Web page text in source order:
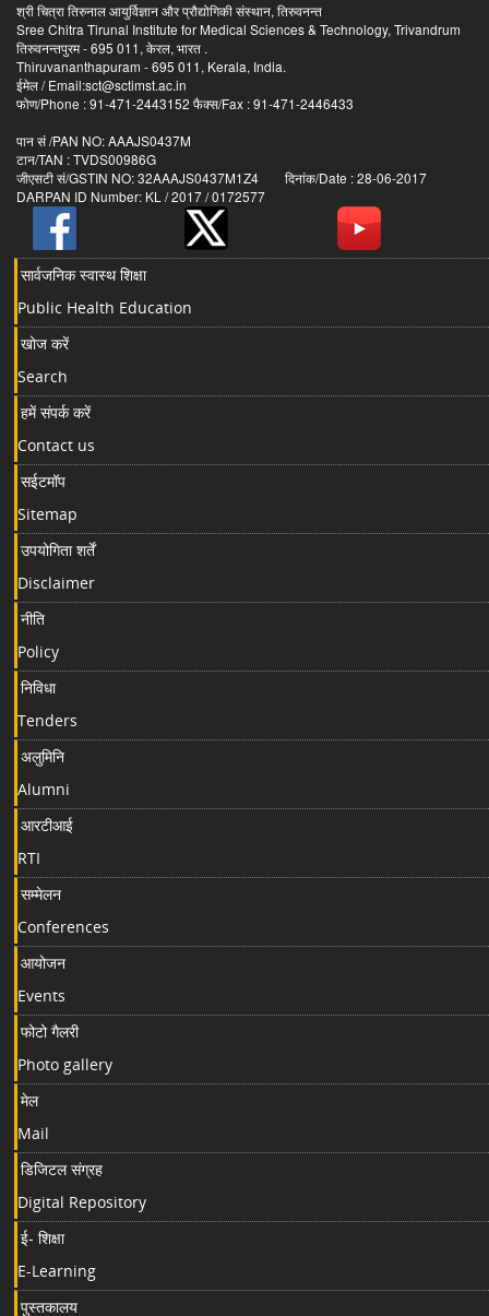
श्री चित्रा तिरुनाल आयुर्विज्ञान और प्रौद्योगिकी संस्थान, तिरुवनन्त
Sree Chitra Tirunal Institute for Medical Sciences & Technology, Trivandrum
तिरुवनन्तपुरम - 695 011, केरल, भारत .
Thiruvananthapuram - 695 011, Kerala, India.
ईमेल / Email:sct@sctimst.ac.in
फोण/Phone : 91-471-2443152 फैक्स/Fax : 91-471-2446433
पान सं /PAN NO: AAAJS0437M
टान/TAN : TVDS00986G
जीएसटी सं/GSTIN NO: 32AAAJS0437M1Z4 दिनांक/Date : 28-06-2017
DARPAN ID Number: KL / 2017 / 0172577
सार्वजनिक स्वास्थ शिक्षा
Public Health Education
खोज करें
Search
हमें संपर्क करें
Contact us
सईटमॉप
Sitemap
उपयोगिता शर्तें
Disclaimer
नीति
Policy
निविधा
Tenders
अलुमिनि
Alumni
आरटीआई
RTI
सम्मेलन
Conferences
आयोजन
Events
फोटो गैलरी
Photo gallery
मेल
Mail
डिजिटल संग्रह
Digital Repository
ई- शिक्षा
E-Learning
पुस्तकालय